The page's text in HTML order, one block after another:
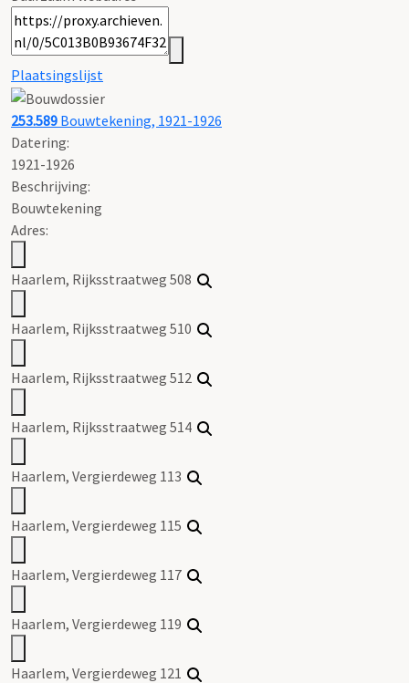
Plaatsingslijst
253.589 Bouwtekening, 1921-1926
Datering:
1921-1926
Beschrijving:
Bouwtekening
Adres:
Haarlem, Rijksstraatweg 508
Haarlem, Rijksstraatweg 510
Haarlem, Rijksstraatweg 512
Haarlem, Rijksstraatweg 514
Haarlem, Vergierdeweg 113
Haarlem, Vergierdeweg 115
Haarlem, Vergierdeweg 117
Haarlem, Vergierdeweg 119
Haarlem, Vergierdeweg 121